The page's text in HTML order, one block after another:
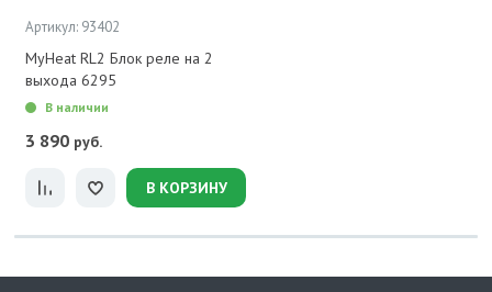
Артикул: 93402
MyHeat RL2 Блок реле на 2
выхода 6295
В наличии
3 890 руб.
В КОРЗИНУ